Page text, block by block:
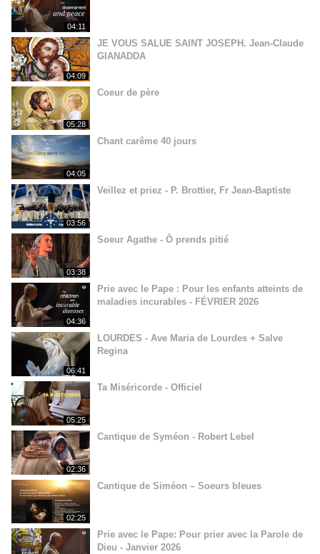
04:11
04:09
JE VOUS SALUE SAINT JOSEPH. Jean-Claude
GIANADDA
05:28
Coeur de père
04:05
Chant carême 40 jours
03:56
Veillez et priez - P. Brottier, Fr Jean-Baptiste
03:38
Soeur Agathe - Ô prends pitié
04:36
Prie avec le Pape : Pour les enfants atteints de
maladies incurables - FÉVRIER 2026
06:41
LOURDES - Ave Maria de Lourdes + Salve
Regina
05:25
Ta Miséricorde - Officiel
02:36
Cantique de Syméon - Robert Lebel
02:25
Cantique de Siméon – Soeurs bleues
Prie avec le Pape: Pour prier avec la Parole de
Dieu - Janvier 2026